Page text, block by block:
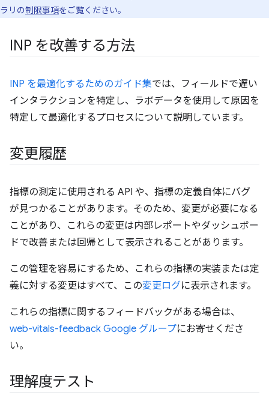
ラリの制限事項をご覧ください。
INP を改善する方法
INP を最適化するためのガイド集では、フィールドで遅い
インタラクションを特定し、ラボデータを使用して原因を
特定して最適化するプロセスについて説明しています。
変更履歴
指標の測定に使用される API や、指標の定義自体にバグ
が見つかることがあります。そのため、変更が必要になる
ことがあり、これらの変更は内部レポートやダッシュボー
ドで改善または回帰として表示されることがあります。
この管理を容易にするため、これらの指標の実装または定
義に対する変更はすべて、この変更ログに表示されます。
これらの指標に関するフィードバックがある場合は、
web-vitals-feedback Google グループにお寄せくださ
い。
理解度テスト